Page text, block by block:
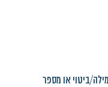
ביטוי או מספר